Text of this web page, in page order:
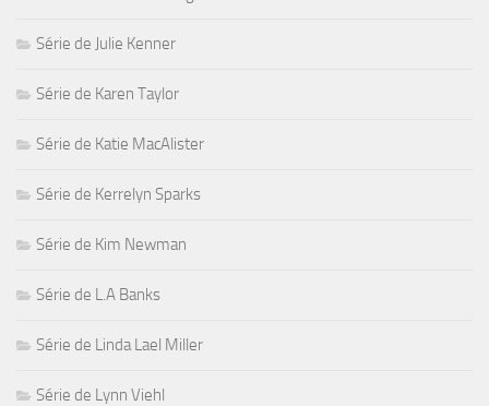
Série de Julie Kenner
Série de Karen Taylor
Série de Katie MacAlister
Série de Kerrelyn Sparks
Série de Kim Newman
Série de L.A Banks
Série de Linda Lael Miller
Série de Lynn Viehl